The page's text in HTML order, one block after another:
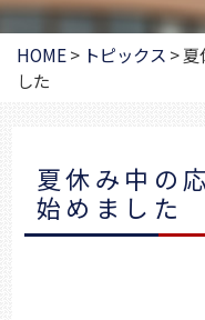
ッ
プHOME> トピックス >夏
した
夏休み中の
始めました